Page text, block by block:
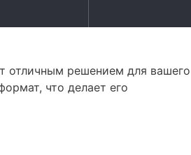
отличным решением для вашего
что делает его